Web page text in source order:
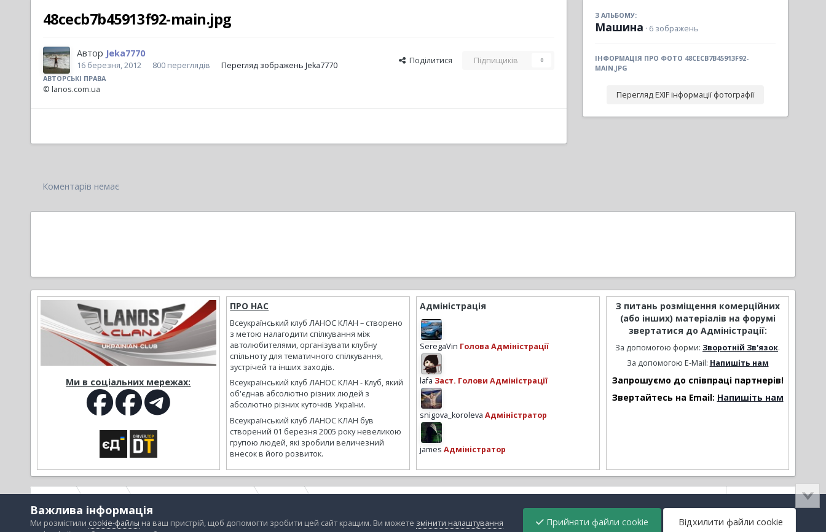
48cecb7b45913f92-main.jpg
Автор Jeka7770
16 березня, 2012 800 переглядів Перегляд зображень Jeka7770 Поділитися Підпищиків 0
АВТОРСЬКІ ПРАВА
© lanos.com.ua
З АЛЬБОМУ:
Машина · 6 зображень
ІНФОРМАЦІЯ ПРО ФОТО 48CECB7B45913F92-
MAIN.JPG
Перегляд EXIF інформації фотографії
Коментарів немає
Ми в соціальних мережах:
ПРО НАС
Всеукраїнський клуб ЛАНОС КЛАН – створено
з метою налагодити спілкування між
автолюбителями, організувати клубну
спільноту для тематичного спілкування,
зустрічей та інших заходів.
Всеукраїнський клуб ЛАНОС КЛАН - Клуб, який
об'єднав абсолютно різних людей з
абсолютно різних куточків України.
Всеукраїнський клуб ЛАНОС КЛАН був
створений 01 березня 2005 року невеликою
групою людей, які зробили величезний
внесок в його розвиток.
Адміністрація
SeregaVin Голова Адміністрації
lafa Заст. Голови Адміністрації
snigova_koroleva Адміністратор
james Адміністратор
З питань розміщення комерційних
(або інших) матеріалів на форумі
звертатися до Адміністрації:
За допомогою форми: Зворотній Зв'язок.
За допомогою E-Mail: Напишіть нам
Запрошуємо до співпраці партнерів!
Звертайтесь на Email: Напишіть нам
Важлива інформація
Ми розмістили cookie-файлы на ваш пристрій, щоб допомогти зробити цей сайт кращим. Ви можете змінити налаштування
Прийняти файли cookie Відхилити файли cookie